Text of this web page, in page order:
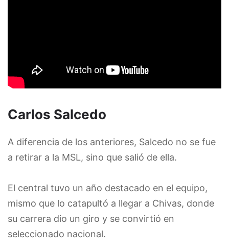
Carlos Salcedo
A diferencia de los anteriores, Salcedo no se fue
a retirar a la MSL, sino que salió de ella.
El central tuvo un año destacado en el equipo,
mismo que lo catapultó a llegar a Chivas, donde
su carrera dio un giro y se convirtió en
seleccionado nacional.